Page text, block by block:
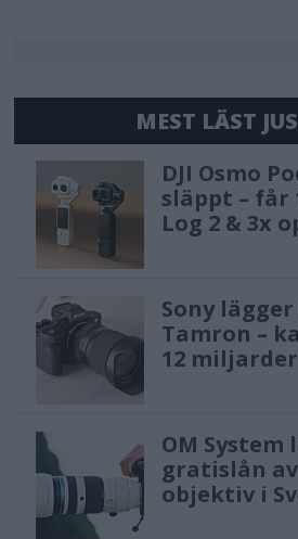
MEST LÄST
DJI Osmo
släppt – får
Log 2 & 3x
Sony
Tamron –
12
OM System
gratislån
objektiv i